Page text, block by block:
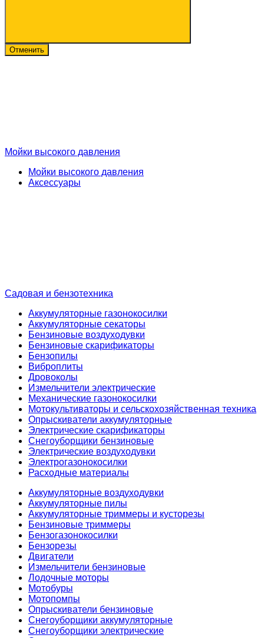
Отменить
Мойки высокого давления
Мойки высокого давления
Аксессуары
Садовая и бензотехника
Аккумуляторные газонокосилки
Аккумуляторные секаторы
Бензиновые воздуходувки
Бензиновые скарификаторы
Бензопилы
Виброплиты
Дровоколы
Измельчители электрические
Механические газонокосилки
Мотокультиваторы и сельскохозяйственная техника
Опрыскиватели аккумуляторные
Электрические скарификаторы
Снегоуборщики бензиновые
Электрические воздуходувки
Электрогазонокосилки
Расходные материалы
Аккумуляторные воздуходувки
Аккумуляторные пилы
Аккумуляторные триммеры и кусторезы
Бензиновые триммеры
Бензогазонокосилки
Бензорезы
Двигатели
Измельчители бензиновые
Лодочные моторы
Мотобуры
Мотопомпы
Опрыскиватели бензиновые
Снегоуборщики аккумуляторные
Снегоуборщики электрические